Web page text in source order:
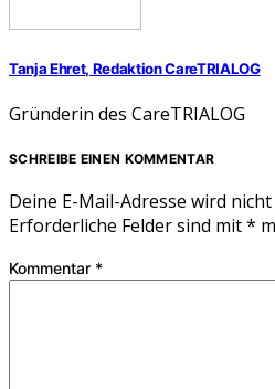
Tanja Ehret, Redaktion CareTRIALOG
Gründerin des CareTRIALOG
SCHREIBE EINEN KOMMENTAR
Deine E-Mail-Adresse wird
Erforderliche Felder sind mit*
Kommentar *